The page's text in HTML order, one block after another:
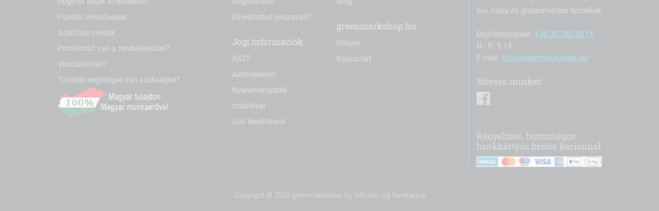
Fizetési lehetőségek
Szállítási módok
Problémád van a rendeléseddel?
Visszaküldés?
További segítségre van szükséged?
Elfelejtetted jelszavad?
Jogi információk
ÁSZF
Adatvételem
Nyereményjáték
szabályai
Süti beállítások
greenmarkshop.hu
Rólunk
Kapcsolat
bio, natúr és gluténmentes termékek
Ügyfélszolgálat: +36 30 782-8614
H - P: 9-14
E-mail: info@greenmarkshop.hu
Kövess minket:
Kényelmes, biztonságos
bankkártyás fizetés Barionnal
Copyright © 2026 greenmarkshop.hu. Minden jog fenntartva